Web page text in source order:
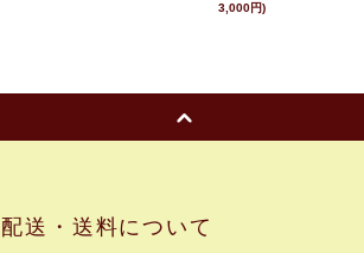
3,000円)
配送・送料について